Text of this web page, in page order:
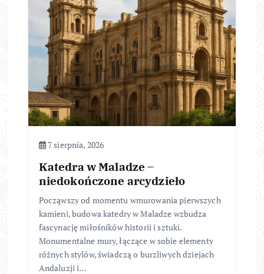
7 sierpnia, 2026
Katedra w Maladze –
niedokończone arcydzieło
Począwszy od momentu wmurowania pierwszych
kamieni, budowa katedry w Maladze wzbudza
fascynację miłośników historii i sztuki.
Monumentalne mury, łączące w sobie elementy
różnych stylów, świadczą o burzliwych dziejach
Andaluzji i…